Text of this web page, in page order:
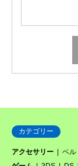
カテゴリー
アクセサリー ベル